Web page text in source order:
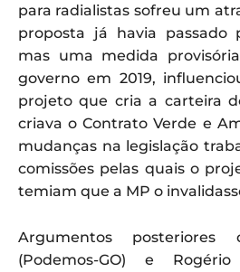
para radialistas sofreu um
proposta já havia passado
mas uma medida
governo em 2019,
projeto que cria a carteira
criava o Contrato Verde e
mudanças na legislação
comissões pelas quais o
temiam que a MP o
Argumentos
(Podemos-GO) e Rogério